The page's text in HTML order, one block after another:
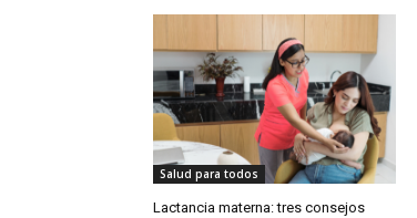
Salud para todos
Lactancia materna: tres consejos